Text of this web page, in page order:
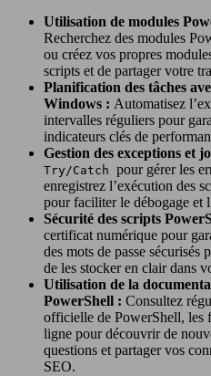
Utilisation de modules
Recherchez des modules
ou créez vos propres
scripts et de partager votre
Planification des tâches
Windows : Automatisez
intervalles réguliers pour
indicateurs clés de
Gestion des exceptions et
Try/Catch pour gérer les
enregistrez l’exécution des
pour faciliter le débogage et
Sécurité des scripts
certificat numérique pour
des mots de passe
de les stocker en clair dans
Utilisation de la
PowerShell : Consultez
officielle de PowerShell, les
ligne pour découvrir de
questions et partager vos
SEO.